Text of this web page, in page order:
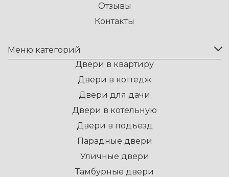
Отзывы
Контакты
Меню категорий
Двери в квартиру
Двери в коттедж
Двери для дачи
Двери в котельную
Двери в подъезд
Парадные двери
Уличные двери
Тамбурные двери